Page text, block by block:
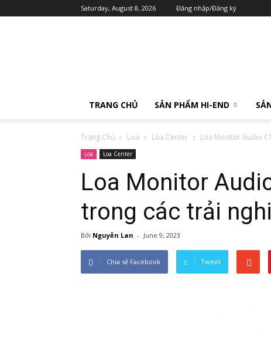
Saturday, August 8, 2026 Đăng nhập/Đăng ký
TRANG CHỦ SẢN PHẨM HI-END
Trang Chủ Loa Loa Center Loa Monitor Audio
Loa Loa Center
Loa Monitor
trong các trải
Bởi Nguyễn Lan - June 9, 2023
Chia sẻ Facebook Tweet